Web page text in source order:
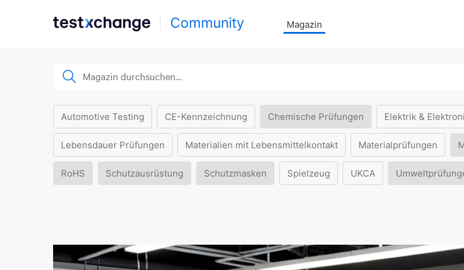
Community Magazin
Automotive Testing CE-Kennzeichnung Chemische Prüfungen Elektrik &
Lebensdauer Prüfungen Materialien mit Lebensmittelkontakt Materialprüfungen
RoHS Schutzausrüstung Schutzmasken Spielzeug UKCA